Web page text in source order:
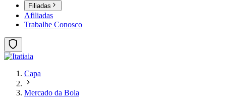
Filiadas
Afiliadas
Trabalhe Conosco
Capa
Mercado da Bola